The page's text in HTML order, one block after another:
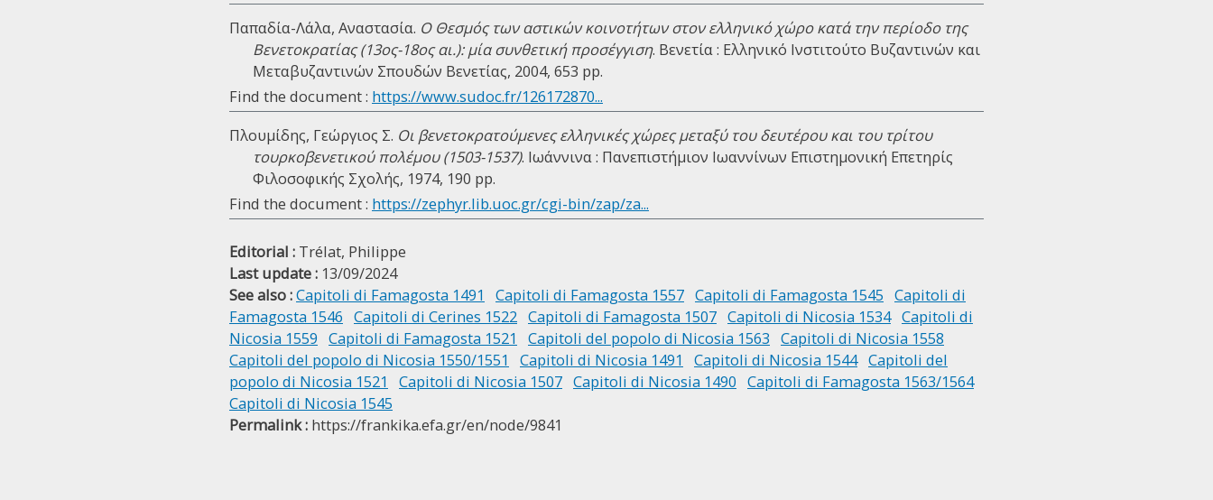
Παπαδία-Λάλα, Αναστασία. Ο Θεσμός των αστικών κοινοτήτων στον ελληνικό χώρο κατά την περίοδο της
Βενετοκρατίας (13ος-18ος αι.): μία συνθετική προσέγγιση. Βενετία : Ελληνικό Ινστιτούτο Βυζαντινών και
Μεταβυζαντινών Σπουδών Βενετίας, 2004, 653 pp.
Find the document : https://www.sudoc.fr/126172870...
Πλουμίδης, Γεώργιος Σ. Οι βενετοκρατούμενες ελληνικές χώρες μεταξύ του δευτέρου και του τρίτου
τουρκοβενετικού πολέμου (1503-1537). Ιωάννινα : Πανεπιστήμιον Ιωαννίνων Επιστημονική Επετηρίς
Φιλοσοφικής Σχολής, 1974, 190 pp.
Find the document : https://zephyr.lib.uoc.gr/cgi-bin/zap/za...
Editorial : Trélat, Philippe
Last update : 13/09/2024
See also :Capitoli di Famagosta 1491 Capitoli di Famagosta 1557 Capitoli di Famagosta 1545 Capitoli di
Famagosta 1546 Capitoli di Cerines 1522 Capitoli di Famagosta 1507 Capitoli di Nicosia 1534 Capitoli di
Nicosia 1559 Capitoli di Famagosta 1521 Capitoli del popolo di Nicosia 1563 Capitoli di Nicosia 1558
Capitoli del popolo di Nicosia 1550/1551
Capitoli di Nicosia 1491 Capitoli di Nicosia 1544 Capitoli del
popolo di Nicosia 1521
Capitoli di Nicosia 1507 Capitoli di Nicosia 1490 Capitoli di Famagosta 1563/1564
Capitoli di Nicosia 1545
Permalink : https://frankika.efa.gr/en/node/9841